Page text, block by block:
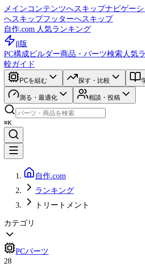
メインコンテンツへスキップナビゲー
へスキップフッターへスキップ
自作.com 人気ランキング
β版
PC構成ビルダー商品・パーツ検索 人気
較ガイド
PCを組む 探す・比較
測る・最適化 相談・投稿
⌘K
自作.com
ランキング
トリートメント
カテゴリ
PCパーツ
28